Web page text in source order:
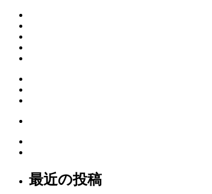
最近の投稿